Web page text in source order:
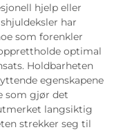
hjelp eller
har
som forenkler
optimal
Holdbarheten
egenskapene
som gjør det
langsiktig
strekker seg til